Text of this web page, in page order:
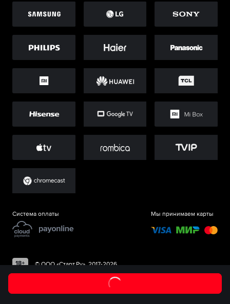
Система оплаты Мы принимаем карты
©ООО «Старт.Ру», 2017-2026